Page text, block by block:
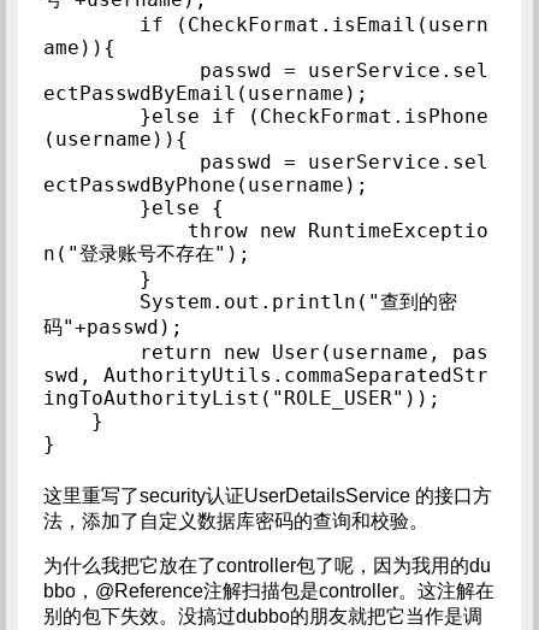
ame)){
ectPasswdByEmail(username);
(username)){
ectPasswdByPhone(username);
n("登录账号不存在");
码"+passwd);
swd, AuthorityUtils.commaSeparatedStr
ingToAuthorityList("ROLE_USER"));
}
这里重写了security认证UserDetailsService 的接口方
法，添加了自定义数据库密码的查询和校验。
为什么我把它放在了controller包了呢，因为我用的du
bbo，@Reference注解扫描包是controller。这注解在
别的包下失效。没搞过dubbo的朋友就把它当作是调